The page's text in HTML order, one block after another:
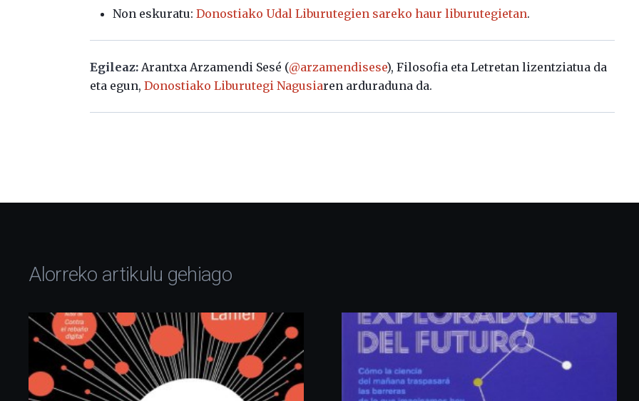
Non eskuratu:Donostiako Udal Liburutegien sareko haur liburutegietan.
Egileaz: Arantxa Arzamendi Sesé (@arzamendisese), Filosofia eta Letretan lizentziatua da
eta egun,Donostiako Liburutegi Nagusiaren arduraduna da.
Alorreko artikulu gehiago